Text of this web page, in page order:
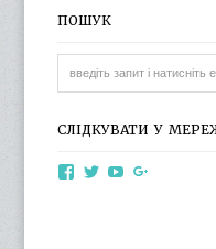
ПОШУК
СЛІДКУВАТИ У
ViewViewView